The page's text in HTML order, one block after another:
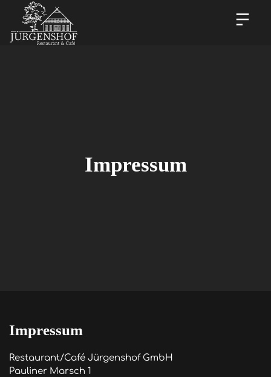
Impressum
Impressum
Restaurant/Café Jürgenshof GmbH
Pauliner Marsch 1